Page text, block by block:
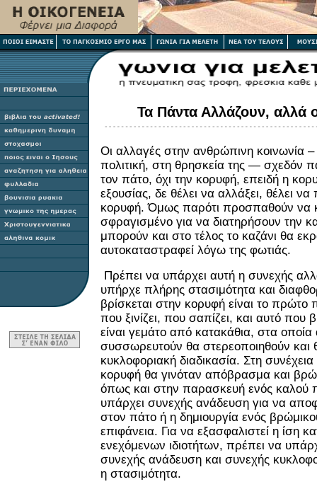
Τα Πάντα Αλλάζουν, αλλά
Οι αλλαγές στην ανθρώπινη κοινωνία –
πολιτική, στη θρησκεία της — σχεδόν
τον πάτο, όχι την κορυφή, επειδή η
εξουσίας, δε θέλει να αλλάξει, θέλει να
κορυφή. Όμως παρότι προσπαθούν να
σφραγισμένο για να διατηρήσουν την
μπορούν και στο τέλος το καζάνι θα
αυτοκαταστραφεί λόγω της φωτιάς.
Πρέπει να υπάρχει αυτή η συνεχής
υπήρχε πλήρης στασιμότητα και
βρίσκεται στην κορυφή είναι το
που ξινίζει, που σαπίζει, και αυτό που
είναι γεμάτο από κατακάθια, στα οποία
συσσωρευτούν θα στερεοποιηθούν και
κυκλοφοριακή διαδικασία. Στη
κορυφή θα γινόταν απόβρασμα και
όπως και στην παρασκευή ενός καλού
υπάρχει συνεχής ανάδευση για να
στον πάτο ή η δημιουργία ενός
επιφάνεια. Για να εξασφαλιστεί η ίση
ενεχόμενων ιδιοτήτων, πρέπει να
συνεχής ανάδευση και συνεχής
η στασιμότητα.